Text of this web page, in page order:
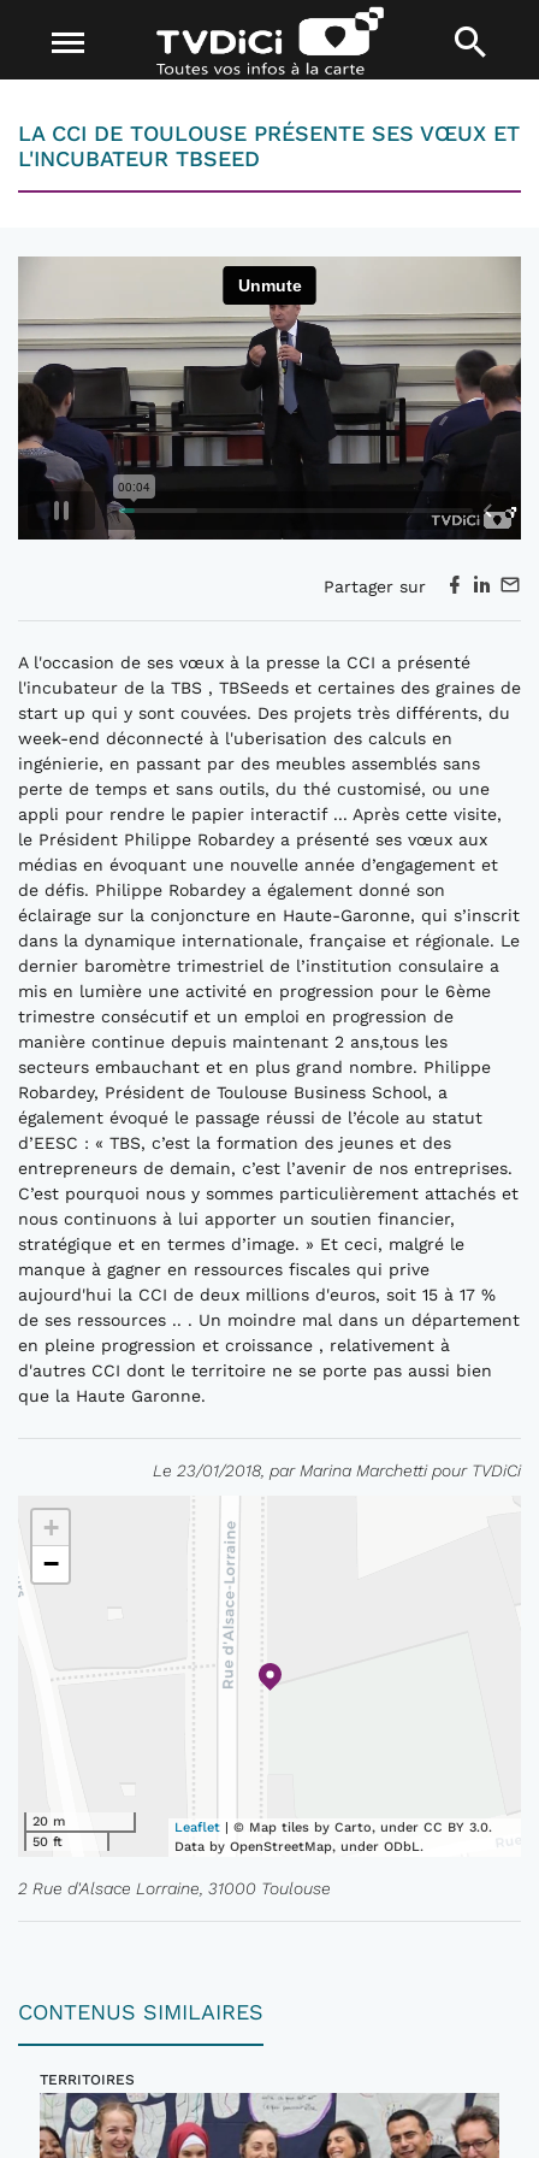
LA CCI DE TOULOUSE PRÉSENTE SES VŒUX ET
L'INCUBATEUR TBSEED
Partager sur
A l'occasion de ses vœux à la presse la CCI a présenté
l'incubateur de la TBS , TBSeeds et certaines des graines de
start up qui y sont couvées. Des projets très différents, du
week-end déconnecté à l'uberisation des calculs en
ingénierie, en passant par des meubles assemblés sans
perte de temps et sans outils, du thé customisé, ou une
appli pour rendre le papier interactif ... Après cette visite,
le Président Philippe Robardey a présenté ses vœux aux
médias en évoquant une nouvelle année d’engagement et
de défis. Philippe Robardey a également donné son
éclairage sur la conjoncture en Haute-Garonne, qui s’inscrit
dans la dynamique internationale, française et régionale. Le
dernier baromètre trimestriel de l’institution consulaire a
mis en lumière une activité en progression pour le 6ème
trimestre consécutif et un emploi en progression de
manière continue depuis maintenant 2 ans,tous les
secteurs embauchant et en plus grand nombre. Philippe
Robardey, Président de Toulouse Business School, a
également évoqué le passage réussi de l’école au statut
d’EESC : « TBS, c’est la formation des jeunes et des
entrepreneurs de demain, c’est l’avenir de nos entreprises.
C’est pourquoi nous y sommes particulièrement attachés et
nous continuons à lui apporter un soutien financier,
stratégique et en termes d’image. » Et ceci, malgré le
manque à gagner en ressources fiscales qui prive
aujourd'hui la CCI de deux millions d'euros, soit 15 à 17 %
de ses ressources .. . Un moindre mal dans un département
en pleine progression et croissance , relativement à
d'autres CCI dont le territoire ne se porte pas aussi bien
que la Haute Garonne.
Le 23/01/2018, par Marina Marchetti pour TVDiCi
+
−
20 m
50 ft
Leaflet | © Map tiles by Carto, under CC BY 3.0.
Data by OpenStreetMap, under ODbL.
2 Rue d'Alsace Lorraine, 31000 Toulouse
CONTENUS SIMILAIRES
TERRITOIRES